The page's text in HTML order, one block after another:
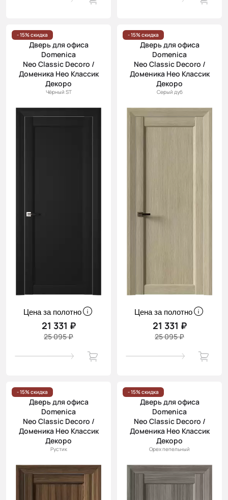
- 15% скидка
Дверь для офиса
Domenica
Neo Classic Decoro /
Доменика Нео Классик
Декоро
Чёрный ST
Цена за полотно
21 331 ₽
25 095 ₽
- 15% скидка
Дверь для офиса
Domenica
Neo Classic Decoro /
Доменика Нео Классик
Декоро
Серый дуб
Цена за полотно
21 331 ₽
25 095 ₽
- 15% скидка
Дверь для офиса
Domenica
Neo Classic Decoro /
Доменика Нео Классик
Декоро
Рустик
- 15% скидка
Дверь для офиса
Domenica
Neo Classic Decoro /
Доменика Нео Классик
Декоро
Орех пепельный